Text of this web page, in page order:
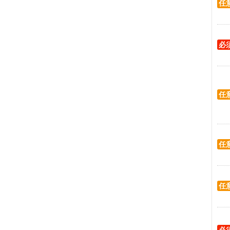
任
必
任
任
任